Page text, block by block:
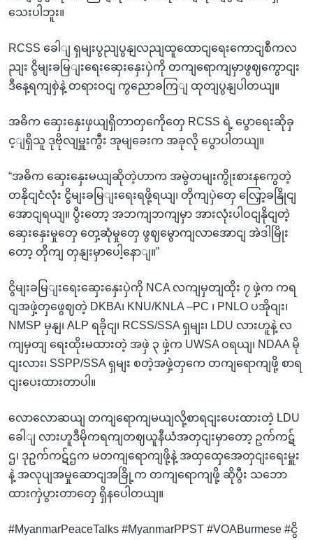
သေးပါဘူး။
RCSS ခေါျ ရှမျးပွညျပွနျလညျထူထောငျရေးကောငျစီကလ
ညျး ငွိမျးခမြျးရေးဆှေးနှေးပှဲကို တကျရောကျမှာဖွဈကွောငျး
ဒီနေ့ရကျစှဲနဲ့ တရားဝငျ ကွညောခကြျ ထုတျပွနျပါတယျ။
အဓိက ဆှေးနှေးဖှယျရှိတာတှကေိုတှေ RCSS ရဲ့ ပွောရေးဆိုခှ
င့ျရှိသူ ဒုဗိုလျမှူးကွီး အုမျခေးက အခုလို ပွောပါတယျ။
“အဓိက ဆှေးနှေးမယျဆိုတဲ့ဟာက အမွဲတမျးကွိုးစားနကွေတဲ့
တနိုငျငံလုံး ငွိမျးခမြျးရေးရဖို့ရယျ၊ တိုကျပှဲတှေ လြှော့ခနြိုငျ
အောငျရယျ။ ပွီးတော့ အဘကျဘကျမှာ အားလုံးပါဝငျနိုငျတဲ့
ဆှေးနှေးမှုတှေ တှေ့ဆုံမှုတှေ ဖွဈမွောကျလာအောငျ အဲဒါမြိုး
တော့ တိုကျ တှနျးမှာပေါ့နောျ။”
ငွိမျးခမြျးရေးဆှေးနှေးပှဲကို NCA လကျမှတျထိုး ၇ ဖှဲ့က ကရ
ငျအဖှဲ့တှဖွေဈတဲ့ DKBA၊ KNU/KNLA –PC ၊ PNLO ပအိုဝျး၊
NMSP မှနျ၊ ALP ရခိုငျ၊ RCSS/SSA ရှမျး၊ LDU လားဟူနဲ့ လ
ကျမှတျ ရေးထိုးမထားတဲ့ အဖှဲ ၃ ဖှဲ့က UWSA ဝရယျ၊ NDAA မို
ငျးလား၊ SSPP/SSA ရှမျး စတဲ့အဖှဲ့တှကေ တကျရောကျဖို့ စာရ
ငျးပေးထားတာပါ။
လောလောဆယျ တကျရောကျမယျလို့စာရငျးပေးထားတဲ့ LDU
ခေါျ လားဟူဒီမိုကရကျတဈယူနီယံအတှငျးမှာတော့ ဥက်ကဋ်
ဌ၊ ဒုဥက်ကဋ်ဌက မတကျရောကျဖို့နဲ့ အထှထှေအေတှငျးရေးမှူး
နဲ့ အလုပျအမှုဆောငျအခြို့က တကျရောကျဖို့ ဆိုပွီး သဘော
ထားကှဲပွားတာတှေ ရှိနပေါတယျ။
#MyanmarPeaceTalks #MyanmarPPST #VOABurmese #ငွိ